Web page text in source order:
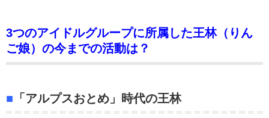
3つのアイドルグループに所属した王林（りん
ご娘）の今までの活動は？
■ 「アルプスおとめ」時代の王林